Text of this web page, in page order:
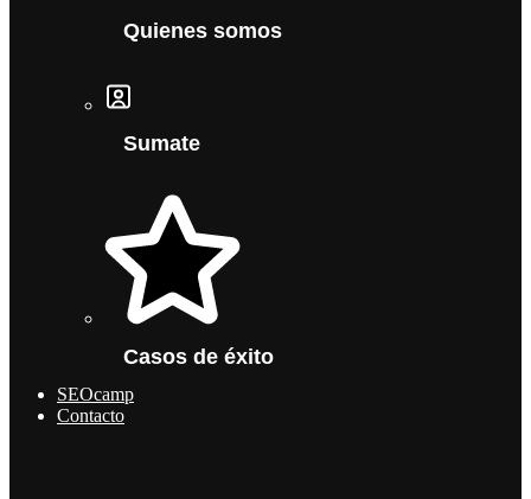
Quienes somos
Sumate
Casos de éxito
SEOcamp
Contacto